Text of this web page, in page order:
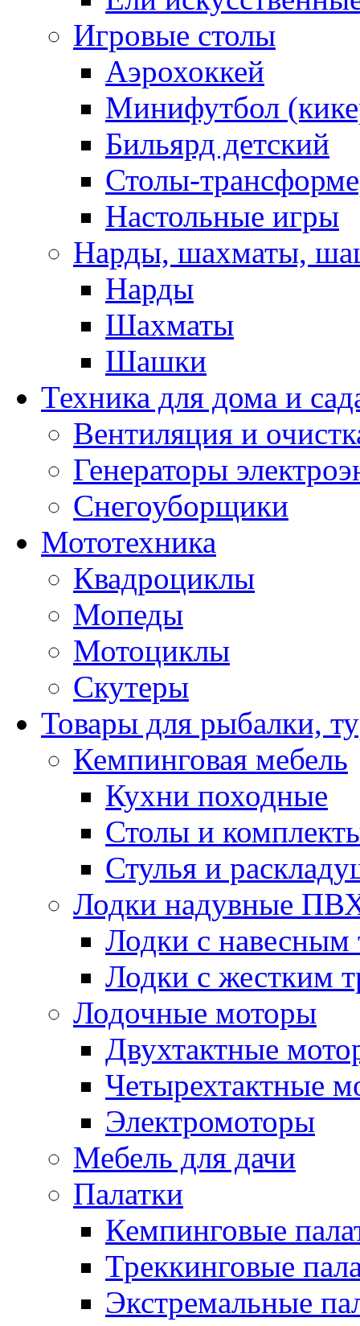
Игровые столы
Аэрохоккей
Минифутбол
Бильярд детский
Столы-
Настольные игры
Нарды, шахматы,
Нарды
Шахматы
Шашки
Техника для дома и
Вентиляция и
Генераторы
Снегоуборщики
Мототехника
Квадроциклы
Мопеды
Мотоциклы
Скутеры
Товары для рыбалки,
Кемпинговая мебель
Кухни походные
Столы и
Стулья и
Лодки надувные
Лодки с навесным
Лодки с жестким
Лодочные моторы
Двухтактные
Четырехтактные
Электромоторы
Мебель для дачи
Палатки
Кемпинговые
Треккинговые
Экстремальные